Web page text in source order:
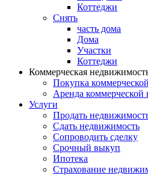
Коттеджи
Снять
часть дома
Дома
Участки
Коттеджи
Коммерческая
Покупка
Аренда
Услуги
Продать
Сдать недвижимость
Сопроводить сделку
Срочный выкуп
Ипотека
Страхование